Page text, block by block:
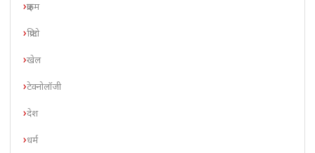
क्राइम
क्रिप्टो
खेल
टेक्नोलॉजी
देश
धर्म